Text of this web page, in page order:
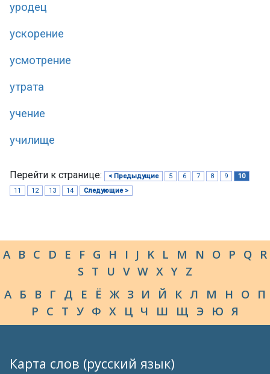
уродец
ускорение
усмотрение
утрата
учение
училище
Перейти к странице: < Предыдущие 5 6 7 8 9
10
11
12 13 14 Следующие >
A B C D E F G H I J K L M N O P Q R
S T U V W X Y Z
А Б В Г Д Е Ё Ж З И Й К Л М Н О П
Р С Т У Ф Х Ц Ч Ш Щ Э Ю Я
Карта слов (русский язык)